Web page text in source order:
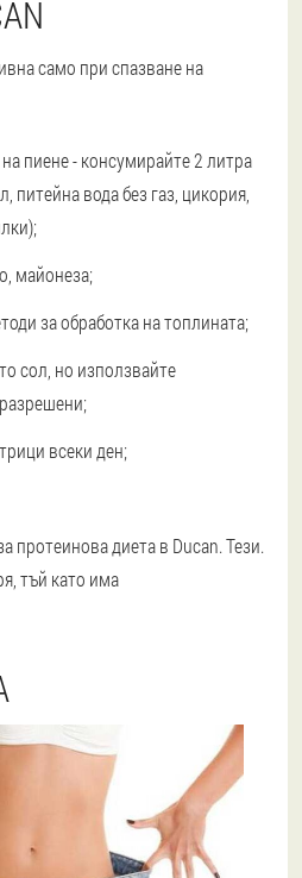
само при спазване на
пиене - консумирайте 2 литра
питейна вода без газ, цикория,
майонеза;
за обработка на топлината;
сол, но използвайте
всеки ден;
протеинова диета в Ducan. Тези.
тъй като има